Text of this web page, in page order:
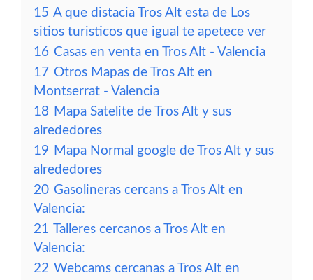
15 A que distacia Tros Alt esta de Los
sitios turisticos que igual te apetece ver
16 Casas en venta en Tros Alt - Valencia
17 Otros Mapas de Tros Alt en
Montserrat - Valencia
18 Mapa Satelite de Tros Alt y sus
alrededores
19 Mapa Normal google de Tros Alt y sus
alrededores
20 Gasolineras cercans a Tros Alt en
Valencia:
21 Talleres cercanos a Tros Alt en
Valencia:
22 Webcams cercanas a Tros Alt en